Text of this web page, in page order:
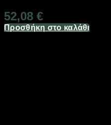
52,08 €
Προσθήκη στο καλάθι